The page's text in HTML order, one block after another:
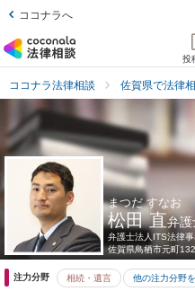
ココナラへ
投
ココナラ法律相談 佐賀県で法律
まつだ すなお
松田 直弁護
弁護士法人ITS法律
佐賀県鳥栖市元町
注力分野 相続・遺言 他の注力分野